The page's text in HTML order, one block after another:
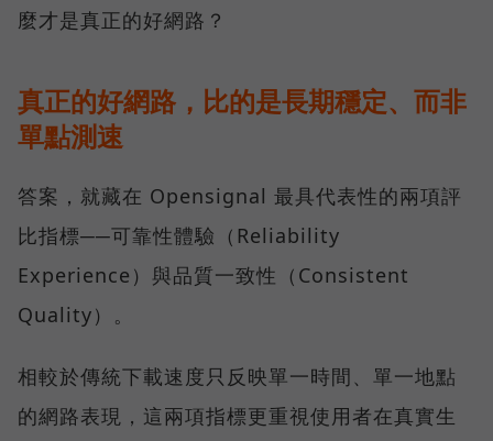
麼才是真正的好網路？
真正的好網路，比的是長期穩定、而非
單點測速
答案，就藏在 Opensignal 最具代表性的兩項評
比指標──可靠性體驗（Reliability
Experience）與品質一致性（Consistent
Quality）。
相較於傳統下載速度只反映單一時間、單一地點
的網路表現，這兩項指標更重視使用者在真實生